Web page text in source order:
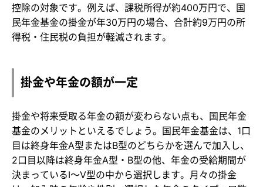
控除の対象です。例えば、課税所得が約400万円で、国
民年金基金の掛金が年30万円の場合、合計約9万円の所
得税・住民税の負担が軽減されます。
掛金や年金の額が一定
掛金や将来受取る年金の額が変わらない点も、国民年金
基金のメリットといえるでしょう。国民年金基金は、1口
目は終身年金A型またはB型のどちらかを選んで加入し、
2口目以降は終身年金A型・B型の他、年金の受給期間が
決まっているI～V型の中から選択します。月々の掛金